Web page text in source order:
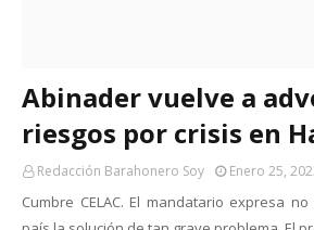
Abinader vuelve a
riesgos por crisis en
Redacción Barahonero Soy Enero 25,
Cumbre CELAC. El mandatario expresa